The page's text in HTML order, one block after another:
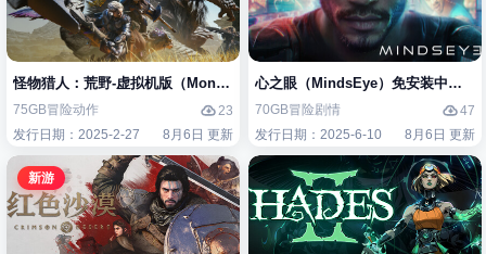
怪物猎人：荒野-虚拟机版（Monster Hunter Wilds HYPERVISOR）免安
75GB冒险动作
23
发行日期：2025-2-27
8月6日 更新
心之眼（MindsEye）免安装中文版
70GB冒险剧情
47
发行日期：2025-6-10
8月6日 更新
新游